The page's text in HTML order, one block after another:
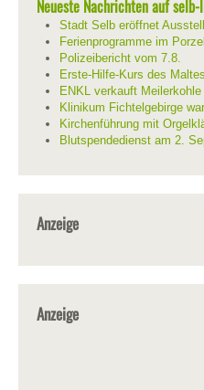
Neueste Nachrichten auf selb-
Stadt Selb eröffnet
Ferienprogramme im
Polizeibericht vom 7.8.
Erste-Hilfe-Kurs des
ENKL verkauft Meilerkohle
Klinikum Fichtelgebirge
Kirchenführung mit
Blutspendedienst am 2.
Anzeige
Anzeige